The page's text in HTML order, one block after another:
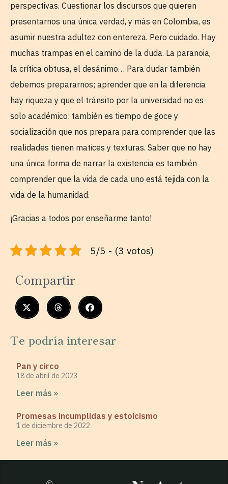
perspectivas. Cuestionar los discursos que quieren
presentarnos una única verdad, y más en Colombia, es
asumir nuestra adultez con entereza. Pero cuidado. Hay
muchas trampas en el camino de la duda. La paranoia,
la crítica obtusa, el desánimo… Para dudar también
debemos prepararnos; aprender que en la diferencia
hay riqueza y que el tránsito por la universidad no es
solo académico: también es tiempo de goce y
socialización que nos prepara para comprender que las
realidades tienen matices y texturas. Saber que no hay
una única forma de narrar la existencia es también
comprender que la vida de cada uno está tejida con la
vida de la humanidad.
¡Gracias a todos por enseñarme tanto!
5/5 - (3 votos)
Compartir
Te podría interesar
Pan y circo
18 de abril de 2023
Leer más »
Promesas incumplidas y estoicismo
1 de diciembre de 2022
Leer más »